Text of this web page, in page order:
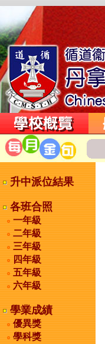
升中派位結果
各班合照
一年級
二年級
三年級
四年級
五年級
六年級
學業成績
優異獎
學科獎